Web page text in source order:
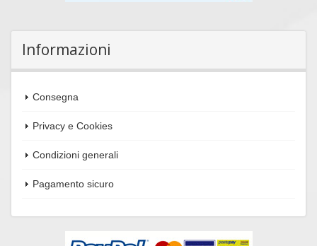
Informazioni
Consegna
Privacy e Cookies
Condizioni generali
Pagamento sicuro